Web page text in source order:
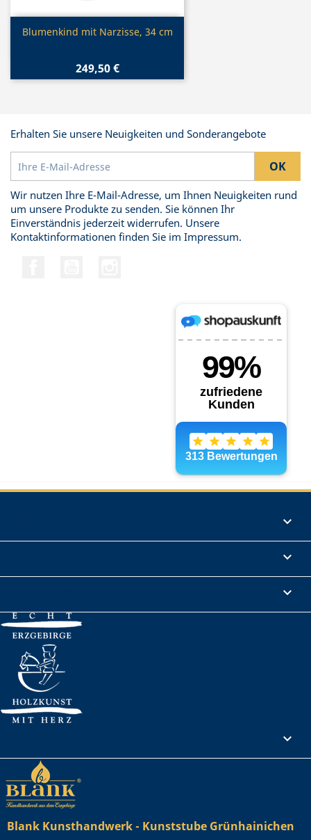
 Vorschau
Blumenkind mit Narzisse, 34 cm
249,50 €
Erhalten Sie unsere Neuigkeiten und Sonderangebote
Wir nutzen Ihre E-Mail-Adresse, um Ihnen Neuigkeiten rund
um unsere Produkte zu senden. Sie können Ihr
Einverständnis jederzeit widerrufen. Unsere
Kontaktinformationen finden Sie im Impressum.




Blank Kunsthandwerk - Kunststube Grünhainichen